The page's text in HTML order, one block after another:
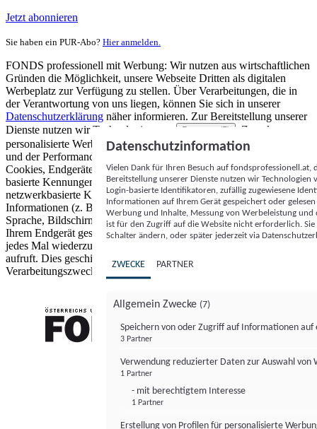
Jetzt abonnieren
Sie haben ein PUR-Abo? Hier anmelden.
FONDS professionell mit Werbung: Wir nutzen aus wirtschaftlichen
Gründen die Möglichkeit, unsere Webseite Dritten als digitalen
Werbeplatz zur Verfügung zu stellen. Über Verarbeitungen, die in
der Verantwortung von uns liegen, können Sie sich in unserer
Datenschutzerklärung näher informieren. Zur Bereitstellung unserer
Dienste nutzen wir Technologien von
Partnern (5)
. Zwecke:
personalisierte Werbung und Inhalte, Messung von Werbeleistung
und der Performance von Inhalten sowie Zielgruppenforschung.
Cookies, Endgeräte- oder ähnliche Online-Kennungen (z. B. login-
basierte Kennungen, zufällig generierte Kennungen,
netzwerkbasierte Kennungen) können zusammen mit anderen
Informationen (z. B. Browsertyp und Browserinformationen,
Sprache, Bildschirmgröße, unterstützte Technologien usw.) auf
Ihrem Endgerät gespeichert oder von dort ausgelesen werden, um es
jedes Mal wiederzuerkennen, wenn es eine App oder einer Webseite
aufruft. Dies geschieht für einen oder mehrere der hier aufgeführten
Verarbeitungszwecke.
Datenschutzinformation
Vielen Dank für Ihren Besuch auf
Bereitstellung unserer Dienste nutzen wir Technologien
Login-basierte Identifikatoren, zufällig zugewiesene
Informationen auf Ihrem Gerät gespeichert oder
Werbung und Inhalte, Messung von Werbeleistung
ist für den Zugriff auf die Website nicht erforderlich.
Schalter ändern, oder später jederzeit via
ZWECKE PARTNER
Allgemein Zwecke (7)
Speichern von oder Zugriff auf Informationen auf
3 Partner
Verwendung reduzierter Daten zur Auswahl von
1 Partner
- mit berechtigtem Interesse
1 Partner
Erstellung von Profilen für personalisierte
FONDS professionell